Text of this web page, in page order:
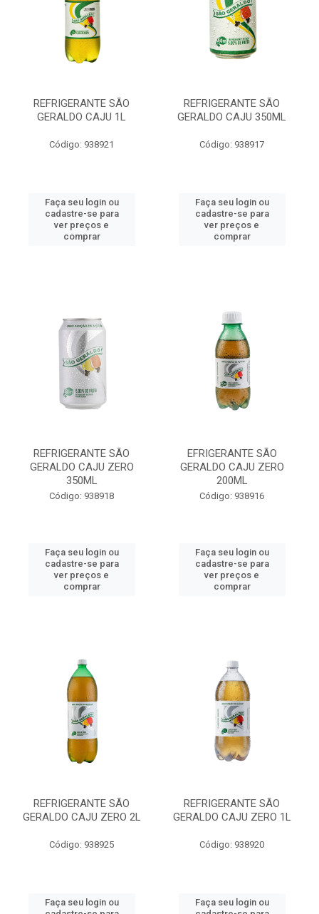
REFRIGERANTE SÃO
GERALDO CAJU 1L
Código: 938921
Faça seu login ou
cadastre-se para
ver preços e
comprar
REFRIGERANTE SÃO
GERALDO CAJU 350ML
Código: 938917
Faça seu login ou
cadastre-se para
ver preços e
comprar
REFRIGERANTE SÃO
GERALDO CAJU ZERO
350ML
Código: 938918
Faça seu login ou
cadastre-se para
ver preços e
comprar
EFRIGERANTE SÃO
GERALDO CAJU ZERO
200ML
Código: 938916
Faça seu login ou
cadastre-se para
ver preços e
comprar
REFRIGERANTE SÃO
GERALDO CAJU ZERO 2L
Código: 938925
Faça seu login ou
REFRIGERANTE SÃO
GERALDO CAJU ZERO 1L
Código: 938920
Faça seu login ou